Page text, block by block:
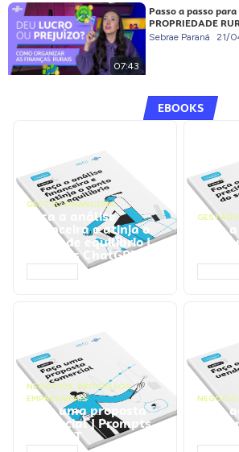
07:43
Passo a passo
PROPRIEDADE
Sebrae Paraná 21/
EBOOKS
GESTÃO FINANCEIRA
Faça a análise
financeira e atinja o
ponto de equilíbrio |
Prompts ChatGPT
GESTÃO
Faça
seu
NEGÓCIOS, PROCESSOS
EMPRESARIAIS
Faça uma proposta
comercial | Prompts
ChatGPT
Faça